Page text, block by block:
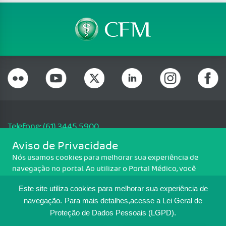
Este site utiliza cookies para melhorar sua experiência de
navegação. Para mais detalhes,acesse a Lei Geral de
Proteção de Dados Pessoais (LGPD).
Telefone: (61) 3445 5900
Email: cfm@portalmedico.org.br
SGAS 616, Conjunto D, Lote 115, L2 Sul, Brasília/DF - CEP: 70200-760 -
CNPJ: 33.583.550/0001-30
MAPA DO SITE
Aviso de Privacidade
Nós usamos cookies para melhorar sua experiência de
navegação no portal. Ao utilizar o Portal Médico, você
Para ter mais informações sobre como isso é feito, acesse
Política de cookies. Se você concorda, clique em ACEITO.